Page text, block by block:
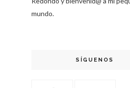
mundo.
SÍGUENOS